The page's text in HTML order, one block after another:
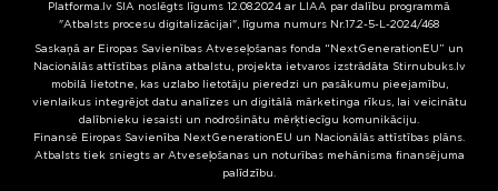
Platforma.lv SIA noslēgts līgums 12.08.2024 ar LIAA par dalību programmā
"Atbalsts procesu digitalizācijai", līguma numurs Nr.17.2-5-L-2024/468
Saskaņā ar Eiropas Savienības Atveseļošanas fonda “NextGenerationEU” un
Nacionālās attīstības plāna atbalstu, projekta ietvaros izstrādāta Stirnubuks.lv
mobilā lietotne, kas uzlabo lietotāju pieredzi un pasākumu pieejamību,
vienlaikus integrējot datu analīzes un digitālā mārketinga rīkus, lai veicinātu
dalībnieku iesaisti un nodrošinātu mērķtiecīgu komunikāciju.
Finansē Eiropas Savienība NextGenerationEU un Nacionālās attīstības plāns.
Atbalsts tiek sniegts ar Atveseļošanas un noturības mehānisma finansējuma
palīdzību.